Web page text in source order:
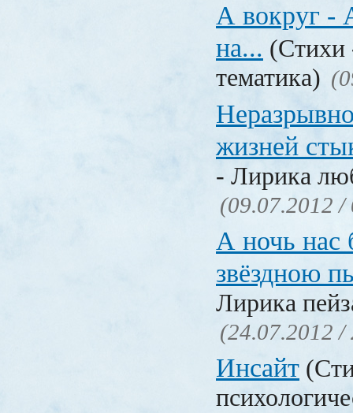
А вокруг -
на... (Стихи
тематика)
жизней
- Лирика
(09.07.2012 /
А ночь нас
звёздною
Лирика
(24.07.2012 /
Инсайт